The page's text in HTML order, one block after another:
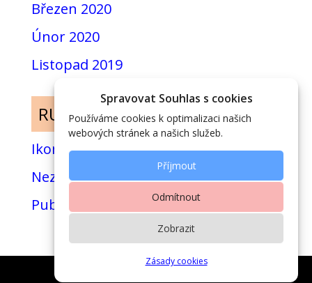
Spravovat Souhlas s cookies
Používáme cookies k optimalizaci našich
webových stránek a našich služeb.
Příjmout
Odmítnout
Zobrazit
Zásady cookies
Březen 2020
Únor 2020
Listopad 2019
RUBRIKY
Ikony
Nezařazené
Publikace